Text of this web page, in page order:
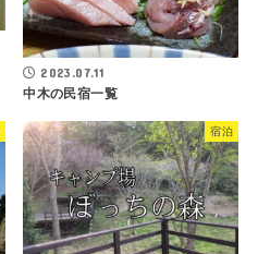
2023.07.11
中木の民宿一覧
宿泊